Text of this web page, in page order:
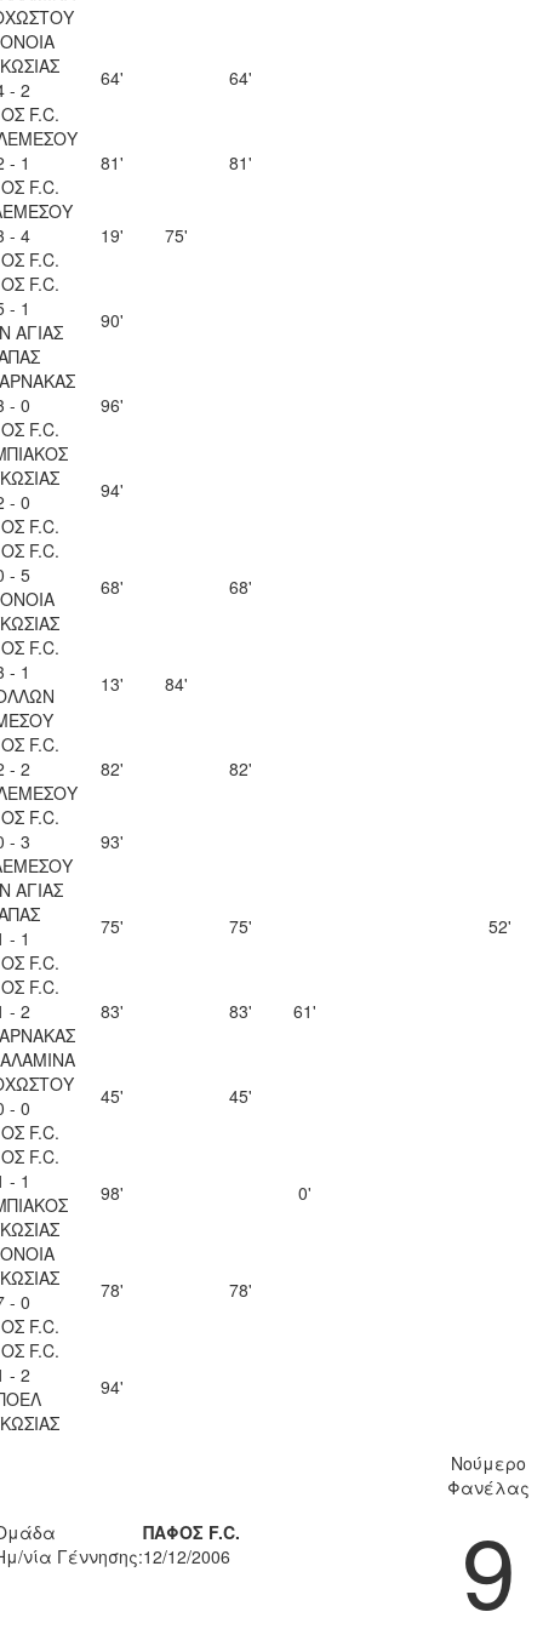
- 2
F.C.
64' 64'
- 1
F.C.
81'
81'
- 4
F.C.
19'
75'
F.C.
- 1
ΑΓΙΑΣ
90'
- 0
F.C.
96'
- 0
F.C.
94'
F.C.
- 5
68' 68'
F.C.
- 1
13' 84'
F.C.
- 2
82'
82'
F.C.
- 3
93'
ΑΓΙΑΣ
- 1
F.C.
75' 75' 52'
F.C.
- 2
83' 83'
61'
- 0
F.C.
45' 45'
F.C.
- 1
98' 0'
- 0
F.C.
78' 78'
F.C.
- 2
94'
ΠΑΦΟΣ F.C.
νία Γέννησης:12/12/2006
Νούμερο
Φανέλας
9